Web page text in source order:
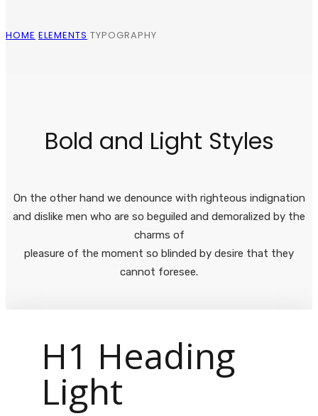
HOME ELEMENTS TYPOGRAPHY
Bold and Light Styles
On the other hand we denounce with righteous indignation
and dislike men who are so beguiled and demoralized by the
charms of
pleasure of the moment so blinded by desire that they
cannot foresee.
H1 Heading
Light